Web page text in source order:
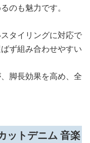
のも魅力です。
タイリングに対応で
ず組み合わせやすい
脚長効果を高め、全
ットデニム 音楽